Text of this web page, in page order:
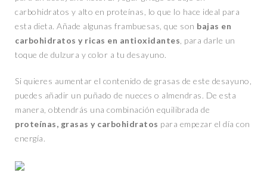
carbohidratos y alto en proteínas, lo que lo hace ideal para
esta dieta. Añade algunas frambuesas, que son bajas en
carbohidratos y ricas en antioxidantes , para darle un
toque de dulzura y color a tu desayuno.
Si quieres aumentar el contenido de grasas de este desayuno,
puedes añadir un puñado de nueces o almendras. De esta
manera, obtendrás una combinación equilibrada de
proteínas, grasas y carbohidratos para empezar el día con
energía.